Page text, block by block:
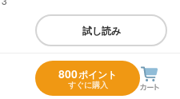
試し読み
800ポイント
すぐに購入